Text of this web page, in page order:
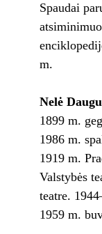
Spaudai
m.
Nelė
1899 m.
1986 m.
1919 m.
Valstybės
teatre.
1959 m.